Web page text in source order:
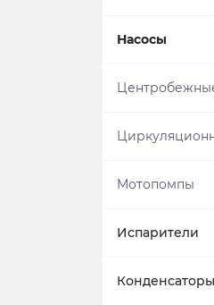
Пластинчатые
Насосы
Мотопомпы
Испарители
Пластинчатый
Конденсаторы